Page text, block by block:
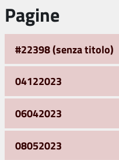
Pagine
#22398 (senza titolo)
04122023
06042023
08052023